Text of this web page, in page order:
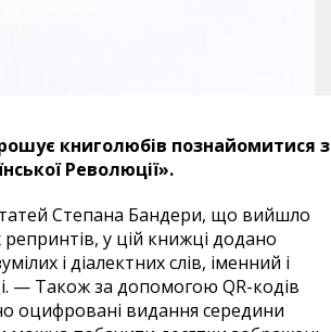
книголюбів познайомитися з
Революції».
Степана Бандери, що вийшло
у цій книжці додано
і діалектних слів, іменний і
— Також за допомогою QR-кодів
оцифровані видання середини